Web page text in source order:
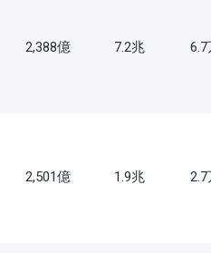
2,388億 7.2兆 6.7
2,501億 1.9兆 2.7